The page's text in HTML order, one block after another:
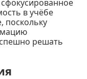
в учёбе
поскольку
решать